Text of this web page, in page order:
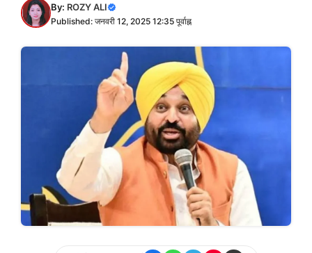
By: ROZY ALI
Published: जनवरी 12, 2025 12:35 पूर्वाह्न